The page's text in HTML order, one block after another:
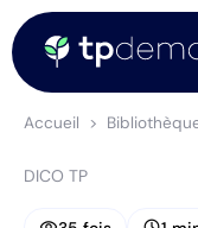
Accueil
DICO TP